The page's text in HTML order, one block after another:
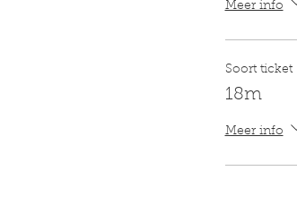
Meer info
Soort ticket
18m
Meer info